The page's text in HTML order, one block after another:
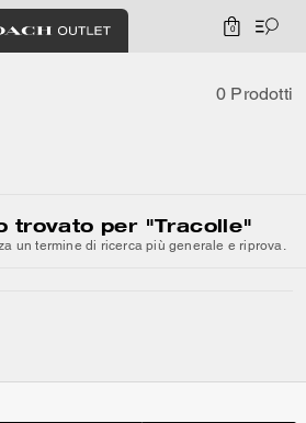
0
0 Prodotti
trovato per "Tracolle"
un termine di ricerca più generale e riprova.